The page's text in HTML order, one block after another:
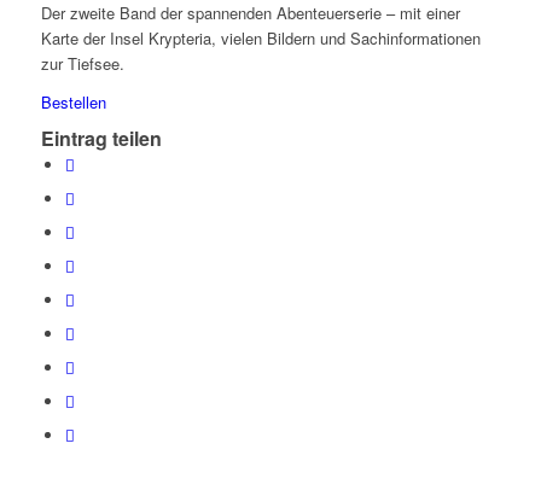
Der zweite Band der spannenden Abenteuerserie – mit einer
Karte der Insel Krypteria, vielen Bildern und Sachinformationen
zur Tiefsee.
Bestellen
Eintrag teilen